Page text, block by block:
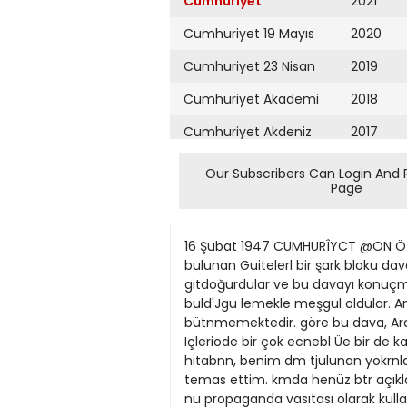
Cumhuriyet 19 Mayıs
Cumhuriyet 23 Nisan
Cumhuriyet Akademi
Cumhuriyet Akdeniz
Cumhuriyet Alışveriş
Cumhuriyet Ankara
Cumhuriyet Büyük
Taaruz
Cumhuriyet
Cumartesi
Cumhuriyet Çevre
2020
2019
2018
2017
2016
2015
2013
2012
2011
2010
2009
Our Subscribers Can Login And
Page
16 Şubat 1947 CUMHURÎYCT @ON Ö B Ya möstehlikler!! Hangî füfuhaf, hangi istilâ? on zamanlarda Suriye gazeTJçak, Roma otv&rrrîda bulunan Guitelerl bir şark bloku davası Baştaraft 1 Inet sahijede akçamı Antafeya Haikevinde &lnd bir donia alanından fcalkarai Kahireye gitdoğurdular ve bu davayı konuçma yapmak taruretini duydtun v« tlb fcarjısınıda olduguma kaniim. melîte idi. Kazanın nasıl vuiu buld'Jgu lemekle meşgul oldular. Anlathklarına Ben, Yusuf Ayhan İle Antaiyada bu konufmayı da yaptun. Filhakika bu henua bütnmemektedir. göre bu dava, Arab Birliğini sarsmış, Cumhurlyet Hali Partlsi binasında ve komışmada kınl faşistler diye hıtabda Içleriode bir çok ecnebl Üe bir de kaArab Birliğinin niıfuzuuu tarmış ve idare kurulu baskanhk odaonda yalnız bulundum. Fakat bu hitabnn, benim dm tjulunan yokrnlana hüvlyeti hafcbilhassa Surijeyi tehlikeli bir dıuiıma hakkrmda uydurma beyanat yapan, bubir d«fa temas ettim. kmda henüz btr açıklama yapümamışâusürmüs Bu yüzden Suriye hem şiBorsada Taiımintme göre. bu temas, temmu nu propaganda vasıtası olarak kullanan malden, yani bizim tarabmızdan; hem Borsa, 15 (Hususî) K3y m(uhter v« Eun 15 veya 16 neı günü aişamında ol ve muhitte komünist olaraktaTiiTianv« cenubdan, yani Ûrdün tarafmdan tazihtiyar heyeüerinfaı seçim hazniıHan Kazaya kurban giden Mısır prensesl du. Kendisini bana, Adanada çıkan partimiz aleyhinde akıl ve hajrale sığItoma 15 (aa.) SaMLhiyeül blr Itayyika uğramEga başlamıs, hattâ ba yüztamamlanmıştır. Bir yandan Halkçılar, «Türk Sozü> muhabiri olarak taidim mıyan ve memleket için zararli propaden Sııriyede bir sinir harbi başgosdiğer tarafiân Demdkratlar muhteîif naktan oğrenfldlgtne göre, bugun Tergandalan idare eden çahıslara karfi idL etnJştt Bu tamsmada bana SupM Betermiş ve bu sinir harbi onu huzursuzköylerde yoklama yaparak adaylannı racina yakuunda deniae düsen İtalyaa Befik Koraltana verilen Izahat rekât adındald blr zat ile yapbgı btr luğa uğratmış... aeçmişlerdir. Seçima, aym 20 atode ba| ordueuna mensub îtalyan uçağında a&e mülâlratt okuyarak bir şey deylp deml21 temmuz günü saat 16 ya doğru Mısu Prense» de bulunmakto idl HeDerken biz, Suriyeyi istilâ ile tehdikmacağı sanıhnaktadtr. yecegınıl sordu. Kendistoe bu beyanatm Hatay Valiadnin evine gelerek baca: nüz teyld edilmiyen baa şaylalara göre. de, Suriyeliler Iskenderunu istemekten uydurma ve mahsua bir maksad taşıyan «Bizi fanl faşistllkle itham etmşisin baiüs mevzuu Mucrlı Prenses, Kral Favazgeçmezlerse bizim de Halebi iste Başmakaleden devam bir tertib eseri oMufunu